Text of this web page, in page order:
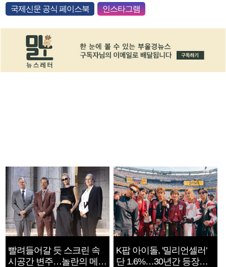
국제신문 공식 페이스북 인스타그램
빨려들어갈 듯 스크린 속
시공간 변주…놀란의 메시
K팝 아이돌, '밀리언셀러'
단 1.6%…30년간 등장